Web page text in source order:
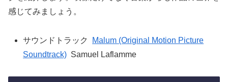
感じてみましょう。
サウンドトラック
Malum (Original Motion Picture
Soundtrack) Samuel Laflamme